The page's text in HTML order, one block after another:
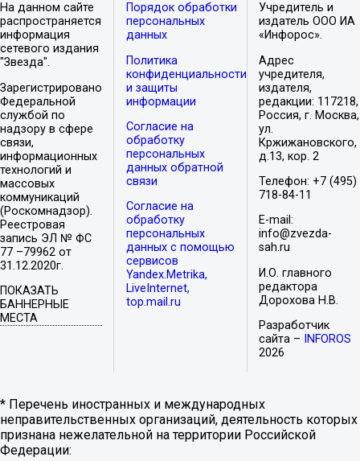
На данном сайте
распространяется
информация
сетевого издания
"Звезда".
Зарегистрировано
Федеральной
службой по
надзору в сфере
связи,
информационных
технологий и
массовых
коммуникаций
(Роскомнадзор).
Реестровая
запись ЭЛ № ФС
77 –79962 от
31.12.2020г.
ПОКАЗАТЬ
БАННЕРНЫЕ
МЕСТА
Порядок обработки
персональных
данных
Политика
конфиденциальности
и защиты
информации
Согласие на
обработку
персональных
данных обратной
связи
Согласие на
обработку
персональных
данных с помощью
сервисов
Yandex.Metrika,
LiveInternet,
top.mail.ru
Учредитель и
издатель ООО ИА
«Инфорос».
Адрес
учредителя,
издателя,
редакции: 117218,
Россия, г. Москва,
ул.
Кржижановского,
д.13, кор. 2
Телефон: +7 (495)
718-84-11
E-mail:
info@zvezda-
sah.ru
И.О. главного
редактора
Дорохова Н.В.
Разработчик
сайта –
INFOROS
2026
* Перечень иностранных и международных
неправительственных организаций, деятельность которых
признана нежелательной на территории Российской
Федерации: